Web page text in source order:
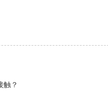
触？